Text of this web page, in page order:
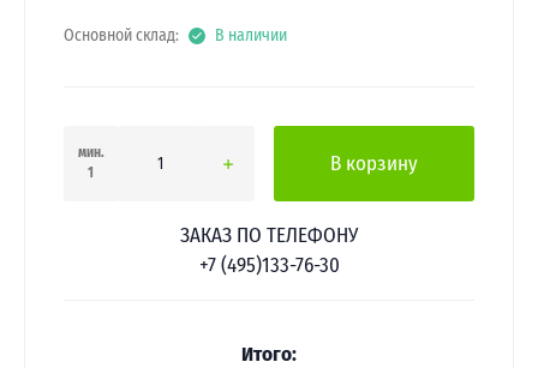
Основной склад: В наличии
мин.
1
В корзину
ЗАКАЗ ПО ТЕЛЕФОНУ
+7 (495)133-76-30
Итого: